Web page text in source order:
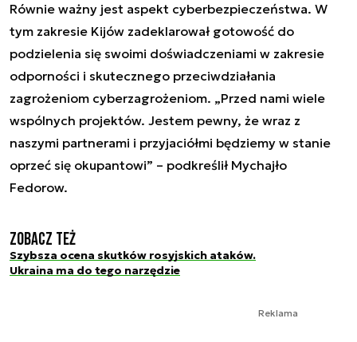
Równie ważny jest aspekt cyberbezpieczeństwa. W
tym zakresie Kijów zadeklarował gotowość do
podzielenia się swoimi doświadczeniami w zakresie
odporności i skutecznego przeciwdziałania
zagrożeniom cyberzagrożeniom. „Przed nami wiele
wspólnych projektów. Jestem pewny, że wraz z
naszymi partnerami i przyjaciółmi będziemy w stanie
oprzeć się okupantowi” – podkreślił Mychajło
Fedorow.
Zobacz też
Szybsza ocena skutków rosyjskich ataków.
Ukraina ma do tego narzędzie
Reklama